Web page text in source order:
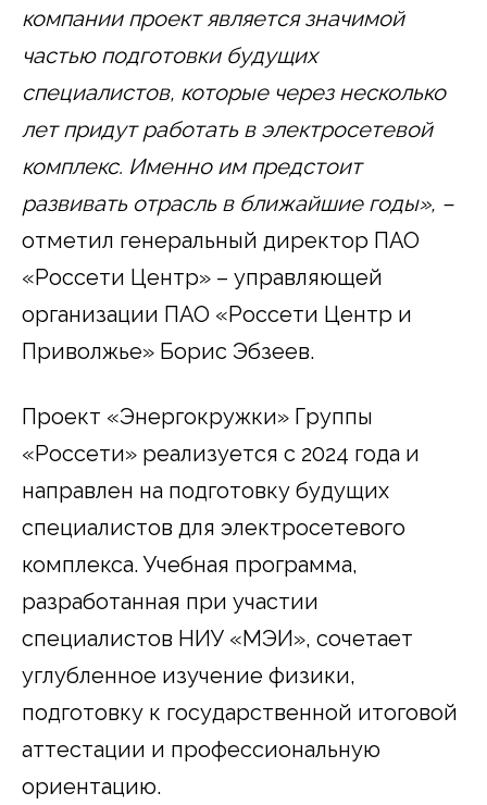
компании проект является значимой
частью подготовки будущих
специалистов, которые через несколько
лет придут работать в электросетевой
комплекс. Именно им предстоит
развивать отрасль в ближайшие годы», –
отметил генеральный директор ПАО
«Россети Центр» – управляющей
организации ПАО «Россети Центр и
Приволжье» Борис Эбзеев.
Проект «Энергокружки» Группы
«Россети» реализуется с 2024 года и
направлен на подготовку будущих
специалистов для электросетевого
комплекса. Учебная программа,
разработанная при участии
специалистов НИУ «МЭИ», сочетает
углубленное изучение физики,
подготовку к государственной итоговой
аттестации и профессиональную
ориентацию.